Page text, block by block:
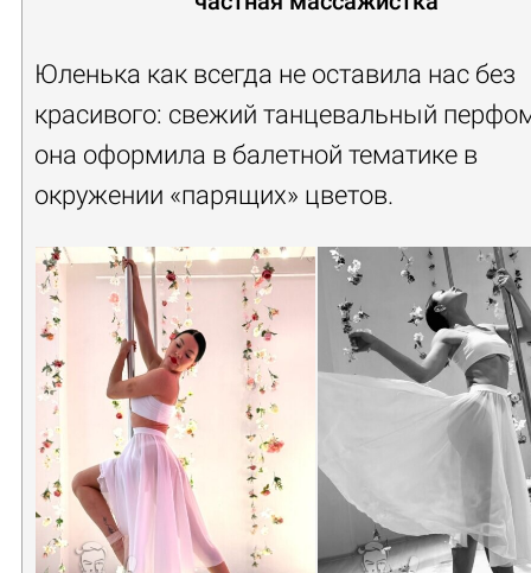
Юленька как всегда не оставила нас без
красивого: свежий танцевальный
она оформила в балетной тематике в
окружении «парящих» цветов.